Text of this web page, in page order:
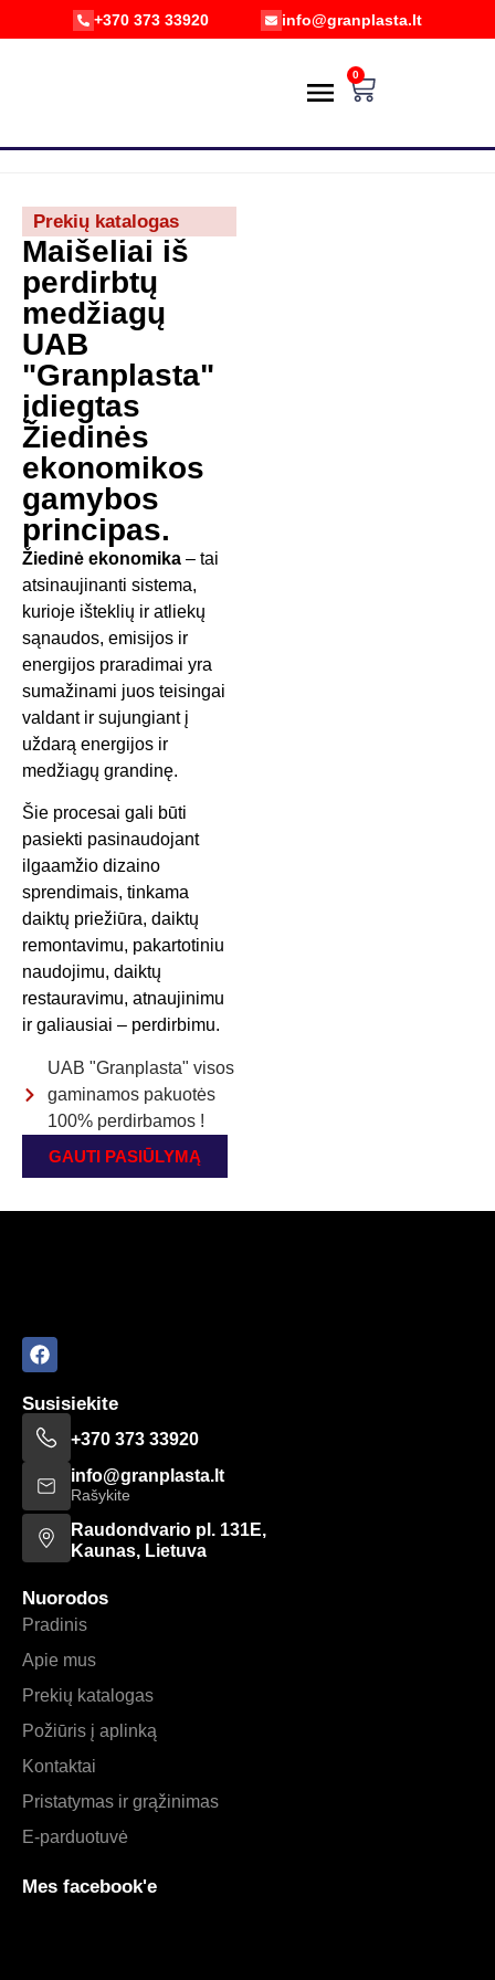
+370 373 33920 info@granplasta.lt
0
Prekių katalogas
Maišeliai iš
perdirbtų
medžiagų
UAB
"Granplasta"
įdiegtas
Žiedinės
ekonomikos
gamybos
principas.
Žiedinė ekonomika – tai
atsinaujinanti sistema,
kurioje išteklių ir atliekų
sąnaudos, emisijos ir
energijos praradimai yra
sumažinami juos teisingai
valdant ir sujungiant į
uždarą energijos ir
medžiagų grandinę.
Šie procesai gali būti
pasiekti pasinaudojant
ilgaamžio dizaino
sprendimais, tinkama
daiktų priežiūra, daiktų
remontavimu, pakartotiniu
naudojimu, daiktų
restauravimu, atnaujinimu
ir galiausiai – perdirbimu.
UAB "Granplasta" visos
gaminamos pakuotės
100% perdirbamos !
GAUTI PASIŪLYMĄ
Susisiekite
+370 373 33920
info@granplasta.lt
Rašykite
Raudondvario pl. 131E,
Kaunas, Lietuva
Nuorodos
Pradinis
Apie mus
Prekių katalogas
Požiūris į aplinką
Kontaktai
Pristatymas ir grąžinimas
E-parduotuvė
Mes facebook'e